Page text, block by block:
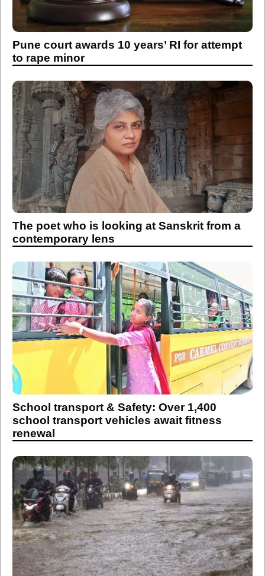
Pune court awards 10 years’ RI for attempt
to rape minor
The poet who is looking at Sanskrit from a
contemporary lens
School transport & Safety: Over 1,400
school transport vehicles await fitness
renewal